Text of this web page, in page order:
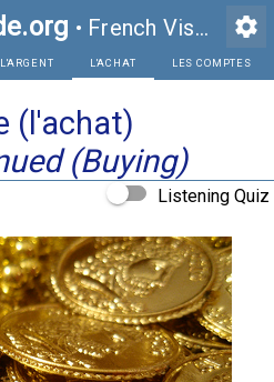
• French Visual Vocabulary settings
(l'achat)
(Buying)
Listening Quiz